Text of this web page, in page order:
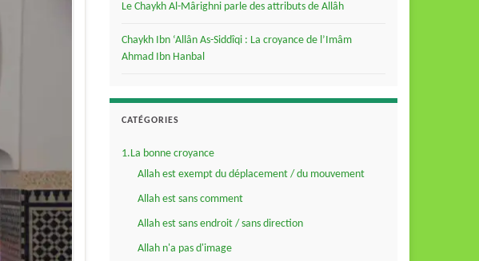
Le Chaykh Al-Mârighni parle des attributs de Allâh
Chaykh Ibn ‘Allân As-Siddîqi : La croyance de l’Imâm
Ahmad Ibn Hanbal
CATÉGORIES
1.La bonne croyance
Allah est exempt du déplacement / du mouvement
Allah est sans comment
Allah est sans endroit / sans direction
Allah n'a pas d'image